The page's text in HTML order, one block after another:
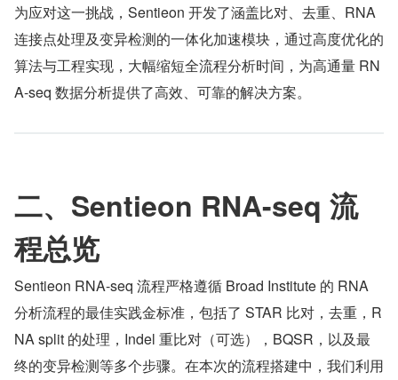
为应对这一挑战，Sentieon 开发了涵盖比对、去重、RNA
连接点处理及变异检测的一体化加速模块，通过高度优化的
算法与工程实现，大幅缩短全流程分析时间，为高通量 RN
A-seq 数据分析提供了高效、可靠的解决方案。
二、Sentieon RNA-seq 流
程总览
Sentieon RNA-seq 流程严格遵循 Broad Institute 的 RNA
分析流程的最佳实践金标准，包括了 STAR 比对，去重，R
NA split 的处理，Indel 重比对（可选），BQSR，以及最
终的变异检测等多个步骤。在本次的流程搭建中，我们利用